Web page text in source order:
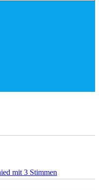
mit 3 Stimmen